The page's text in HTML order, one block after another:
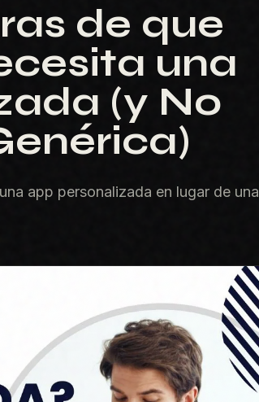
de que
una
(y No
app personalizada en lugar de una